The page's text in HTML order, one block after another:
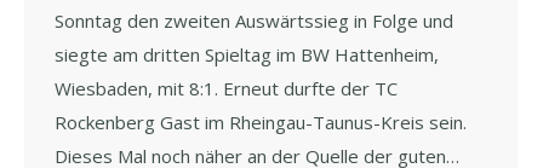
Sonntag den zweiten Auswärtssieg in Folge und
siegte am dritten Spieltag im BW Hattenheim,
Wiesbaden, mit 8:1. Erneut durfte der TC
Rockenberg Gast im Rheingau-Taunus-Kreis sein.
Dieses Mal noch näher an der Quelle der guten…